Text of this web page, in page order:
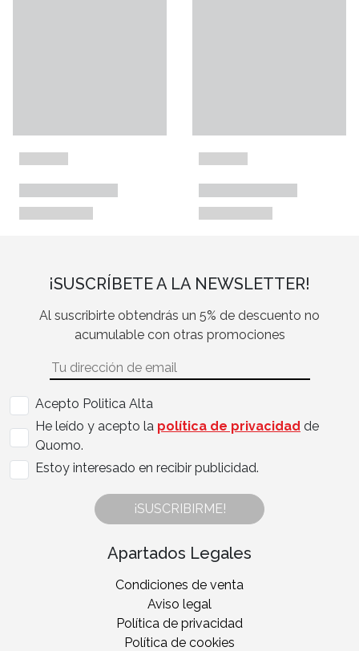
¡SUSCRÍBETE A LA NEWSLETTER!
Al suscribirte obtendrás un 5% de descuento no
acumulable con otras promociones
Acepto Politica Alta
He leído y acepto la política de privacidad de
Quomo.
Estoy interesado en recibir publicidad.
¡SUSCRIBIRME!
Apartados Legales
Condiciones de venta
Aviso legal
Política de privacidad
Política de cookies